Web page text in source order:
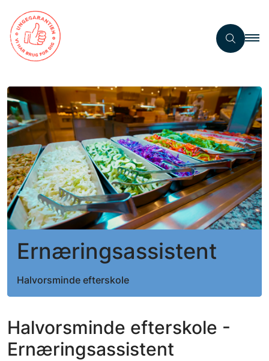
Ernæringsassistent
Halvorsminde efterskole
Halvorsminde efterskole -
Ernæringsassistent